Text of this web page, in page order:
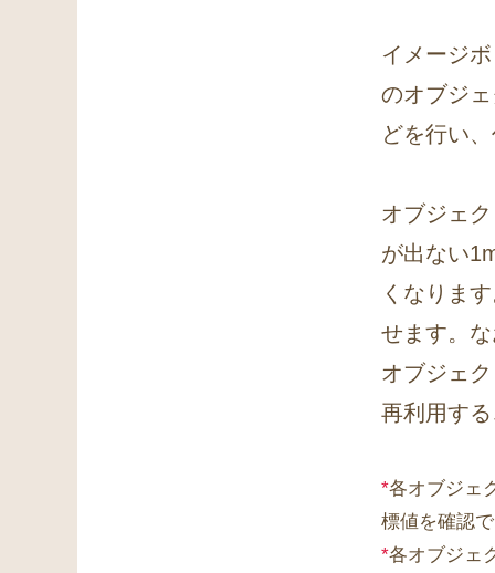
イメージ
のオブジ
どを行い
オブジェ
が出ない
くなりま
せます。
オブジェ
再利用す
*各オブジェ
標値を確認
*各オブジェ